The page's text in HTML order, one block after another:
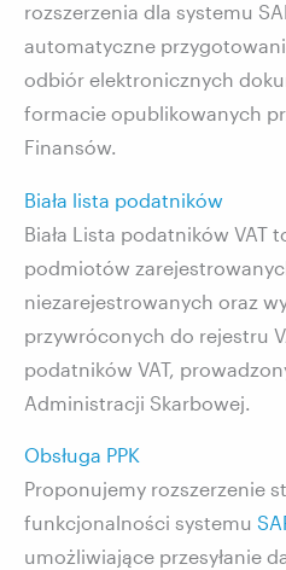
rozszerzenia dla systemu
automatyczne
odbiór elektronicznych
formacie opublikowanych
Finansów.
Biała lista podatników
Biała Lista podatników VAT
podmiotów
niezarejestrowanych oraz
przywróconych do rejestru
podatników VAT,
Administracji Skarbowej.
Obsługa PPK
Proponujemy rozszerzenie
funkcjonalności systemu
umożliwiające przesyłanie